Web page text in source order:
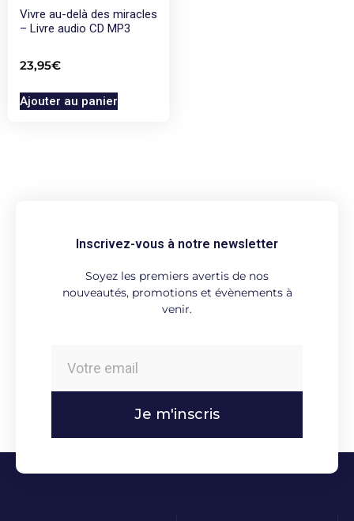
Vivre au-delà des miracles
– Livre audio CD MP3
23,95€
Ajouter au panier
Inscrivez-vous à notre newsletter
Soyez les premiers avertis de nos
nouveautés, promotions et évènements à
venir.
Je m'inscris